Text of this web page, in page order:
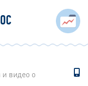
и видео о